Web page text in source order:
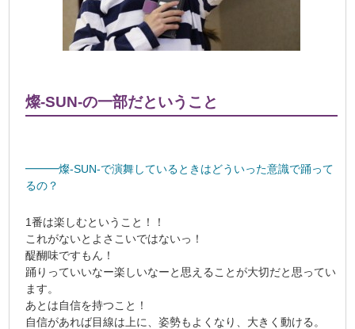
燦-SUN-の一部だということ
━━━燦-SUN-で演舞しているときはどういった意識で踊って
るの？
1番は楽しむということ！！
これがないとよさこいではないっ！
醍醐味ですもん！
踊りっていいなー楽しいなーと思えることが大切だと思ってい
ます。
あとは自信を持つこと！
自信があれば目線は上に、姿勢もよくなり、大きく動ける。